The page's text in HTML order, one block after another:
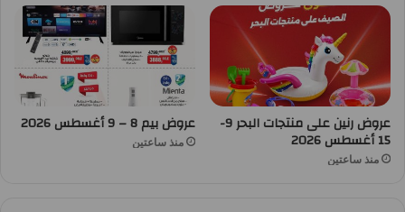
عروض رنين على منتجات البحر 9-
15 أغسطس 2026
منذ ساعتين
عروض بيم 8 – 9 أغسطس 2026
منذ ساعتين